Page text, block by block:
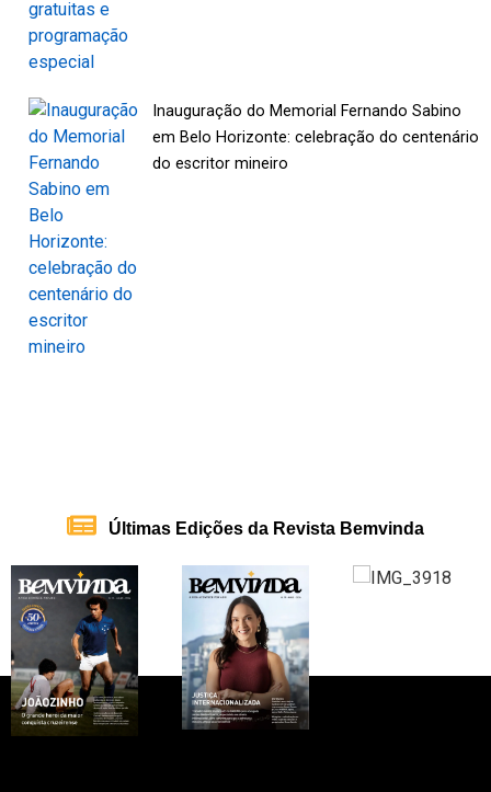
Inauguração do Memorial Fernando Sabino
em Belo Horizonte: celebração do centenário
do escritor mineiro
Últimas Edições da Revista Bemvinda